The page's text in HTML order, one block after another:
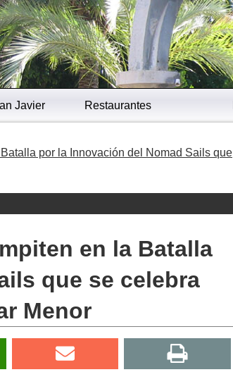
Javier Restaurantes
por la Innovación del Nomad Sails que
en la Batalla
que se celebra
Menor